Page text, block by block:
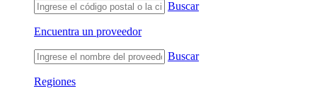
Buscar
Encuentra un proveedor
Buscar
Regiones